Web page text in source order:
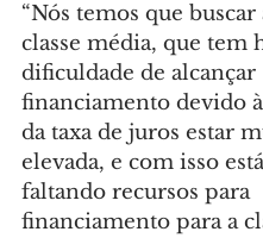
“Nós temos que buscar
classe média, que tem
dificuldade de alcançar
financiamento devido
da taxa de juros estar
elevada, e com isso
faltando recursos para
financiamento para a